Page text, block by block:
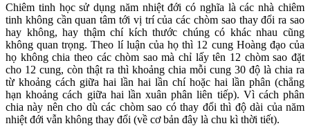
Chiêm tinh học sử dụng năm nhiệt đới có nghĩa là các nhà chiêm
tinh không cần quan tâm tới vị trí của các chòm sao thay đổi ra sao
hay không, hay thậm chí kích thước chúng có khác nhau cũng
không quan trọng. Theo lí luận của họ thì 12 cung Hoàng đạo của
họ không chia theo các chòm sao mà chỉ lấy tên 12 chòm sao đặt
cho 12 cung, còn thật ra thì khoảng chia mỗi cung 30 độ là chia ra
từ khoảng cách giữa hai lần hai lần chí hoặc hai lần phân (chẳng
hạn khoảng cách giữa hai lần xuân phân liên tiếp). Vì cách phân
chia này nên cho dù các chòm sao có thay đổi thì độ dài của năm
nhiệt đới vẫn không thay đổi (về cơ bản đây là chu kì thời tiết).